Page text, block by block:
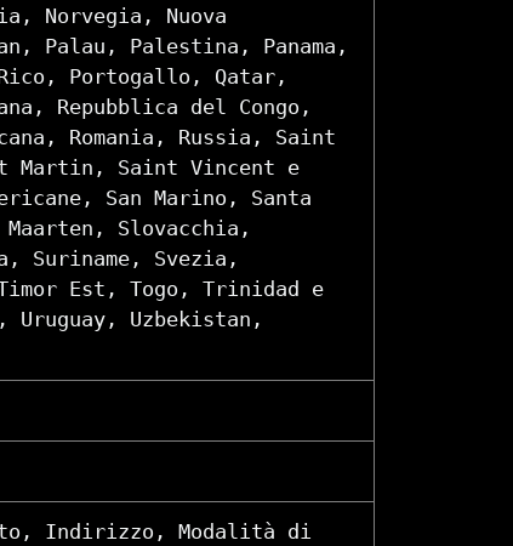
Norvegia, Nuova
Palau, Palestina, Panama,
Portogallo, Qatar,
Repubblica del Congo,
Romania, Russia, Saint
Martin, Saint Vincent e
San Marino, Santa
Slovacchia,
Suriname, Svezia,
Est, Togo, Trinidad e
Uruguay, Uzbekistan,
Indirizzo, Modalità di